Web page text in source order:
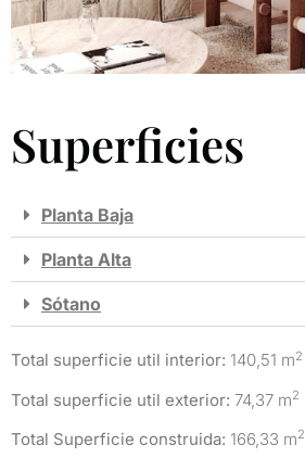
Superficies
Planta Baja
Planta Alta
Sótano
Total superficie util interior: 140,51 m2
Total superficie util exterior: 74,37 m2
Total Superficie construida: 166,33 m2